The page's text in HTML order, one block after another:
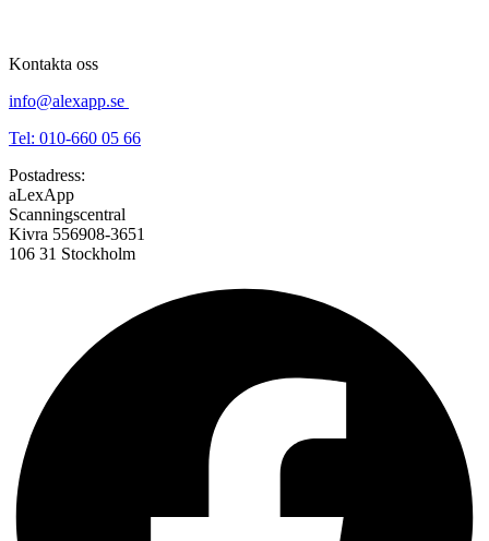
Kontakta oss
info@alexapp.se
Tel: 010-660 05 66
Postadress:
aLexApp
Scanningscentral
Kivra 556908-3651
106 31 Stockholm